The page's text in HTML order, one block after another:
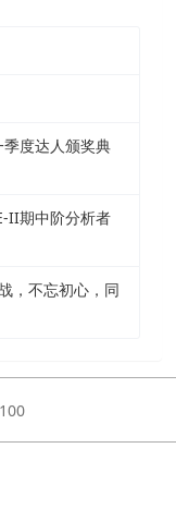
度达人颁奖典
II期中阶分析者
，不忘初心，同